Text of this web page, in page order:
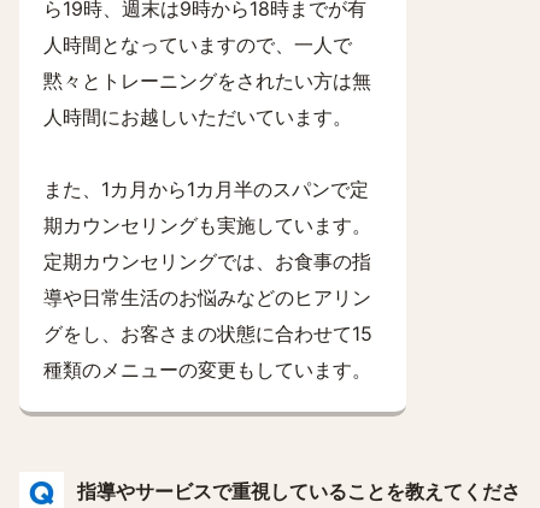
ら19時、週末は9時から18時までが有
人時間となっていますので、一人で
黙々とトレーニングをされたい方は無
人時間にお越しいただいています。
また、1カ月から1カ月半のスパンで定
期カウンセリングも実施しています。
定期カウンセリングでは、お食事の指
導や日常生活のお悩みなどのヒアリン
グをし、お客さまの状態に合わせて15
種類のメニューの変更もしています。
指導やサービスで重視していることを教えてくださ